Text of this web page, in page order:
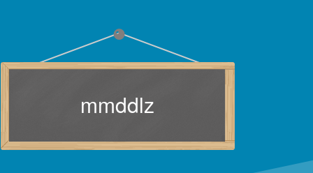
mmddlz